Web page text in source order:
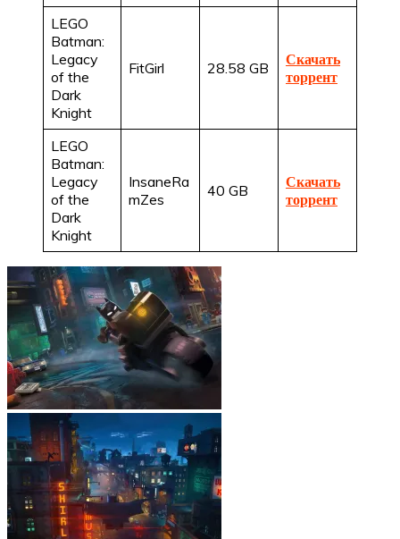
LEGO
Batman:
Legacy
of the
Dark
Knight
FitGirl 28.58 GB
Скачать
торрент
LEGO
Batman:
Legacy
of the
Dark
Knight
InsaneRa
mZes
40 GB
Скачать
торрент